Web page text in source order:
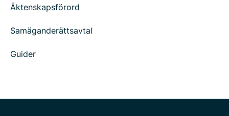
Äktenskapsförord
Samäganderättsavtal
Guider